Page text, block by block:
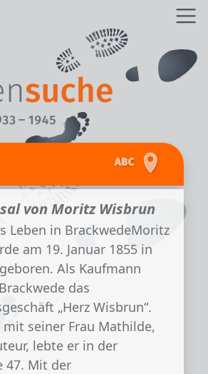
von Moritz Wisbrun
Leben in BrackwedeMoritz
am 19. Januar 1855 in
Als Kaufmann
das
„Herz Wisbrun“.
mit seiner Frau Mathilde,
lebte er in der
47. Mit der